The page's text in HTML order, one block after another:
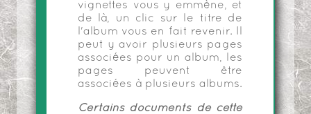
vignettes vous y emmène, et
de là, un clic sur le titre de
l'album vous en fait revenir. Il
peut y avoir plusieurs pages
associées pour un album, les
pages peuvent être
associées à plusieurs albums.
Certains documents de cette